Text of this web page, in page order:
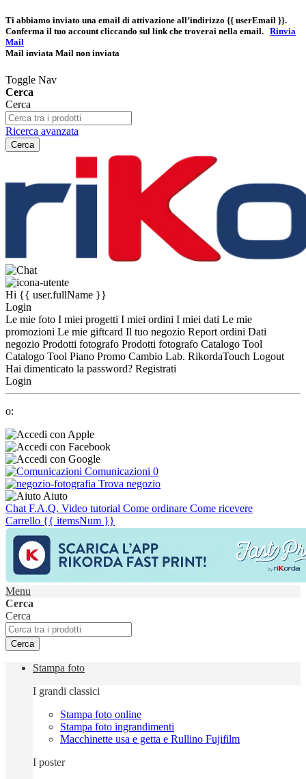
Ti abbiamo inviato una email di attivazione all’indirizzo {{ userEmail }}.
Conferma il tuo account cliccando sul link che troverai nella email. Rinvia
Mail
Mail inviata Mail non inviata
Toggle Nav
Cerca
Cerca
Ricerca avanzata
Cerca
Hi {{ user.fullName }}
Login
Le mie foto I miei progetti I miei ordini I miei dati Le mie
promozioni Le mie giftcard Il tuo negozio Report ordini Dati
negozio Prodotti fotografo Prodotti fotografo Catalogo Tool
Catalogo Tool Piano Promo Cambio Lab. RikordaTouch Logout
Hai dimenticato la password? Registrati
Login
o:
Comunicazioni 0
Trova negozio
Aiuto
Chat F.A.Q. Video tutorial Come ordinare Come ricevere
Carrello {{ itemsNum }}
Menu
Cerca
Cerca
Cerca
Stampa foto
I grandi classici
Stampa foto online
Stampa foto ingrandimenti
Macchinette usa e getta e Rullino Fujifilm
I poster